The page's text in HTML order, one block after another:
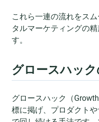
これら一連の流れをス
タルマーケティングの
す。
グロースハッ
グロースハック（
標に掲げ、プロダクト